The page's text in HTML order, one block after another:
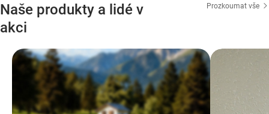
Naše produkty a lidé v
akci
Prozkoumat vše